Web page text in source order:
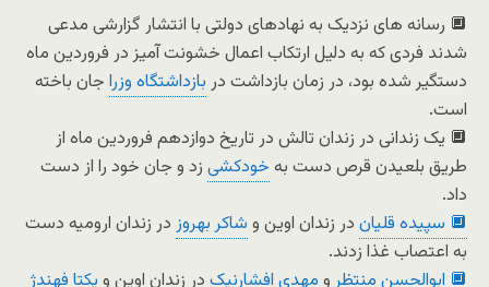
🔲 رسانه های نزدیک به نهادهای دولتی با انتشار گزارشی مدعی
شدند فردی که به دلیل ارتکاب اعمال خشونت آمیز در فروردین ماه
دستگیر شده بود، در زمان بازداشت در بازداشتگاه وزرا جان باخته
است.
🔲 یک زندانی در زندان تالش در تاریخ دوازدهم فروردین ماه از
طریق بلعیدن قرص دست به خودکشی زد و جان خود را از دست
داد.
🔲 سپیده قلیان در زندان اوین و شاکر بهروز در زندان ارومیه دست
به اعتصاب غذا زدند.
🔲 ابوالحسن منتظر و مهدی افشارنیک در زندان اوین و یکتا فهندژ